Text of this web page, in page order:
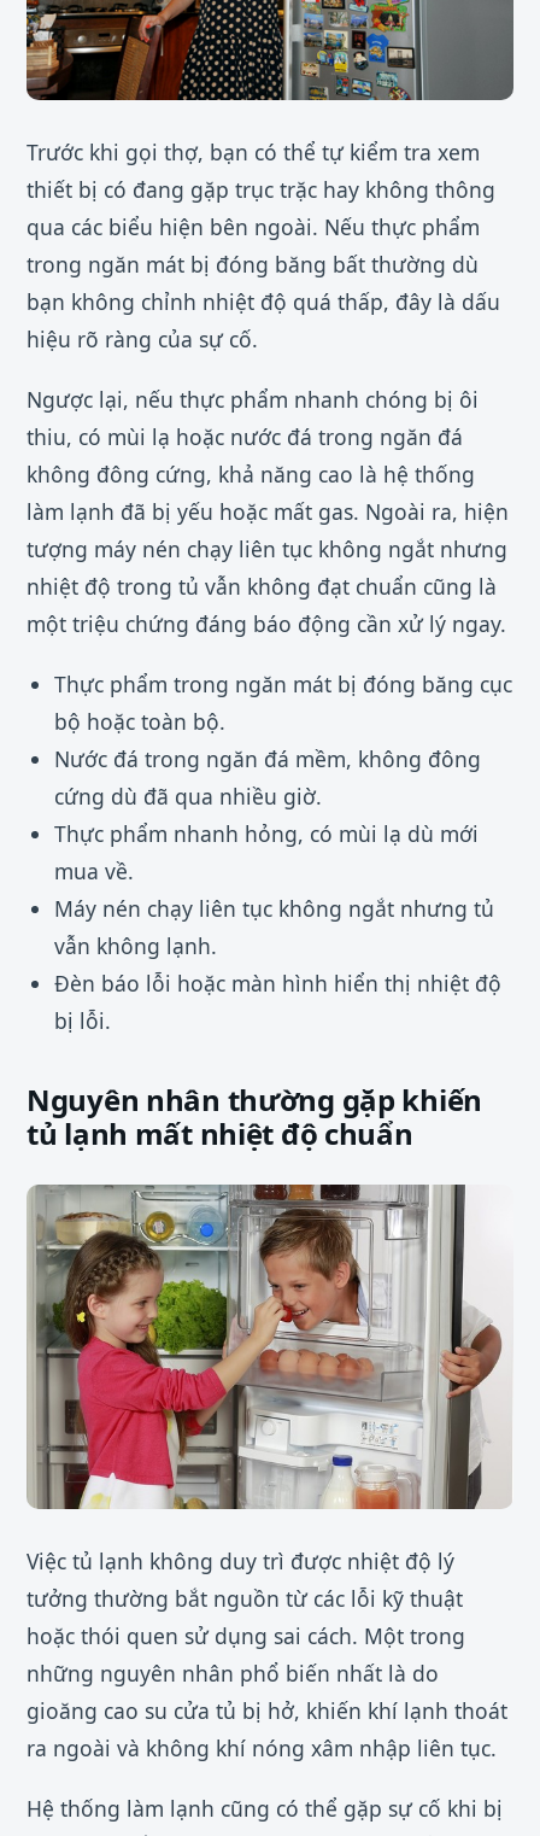
Trước khi gọi thợ, bạn có thể tự kiểm tra xem
thiết bị có đang gặp trục trặc hay không thông
qua các biểu hiện bên ngoài. Nếu thực phẩm
trong ngăn mát bị đóng băng bất thường dù
bạn không chỉnh nhiệt độ quá thấp, đây là dấu
hiệu rõ ràng của sự cố.
Ngược lại, nếu thực phẩm nhanh chóng bị ôi
thiu, có mùi lạ hoặc nước đá trong ngăn đá
không đông cứng, khả năng cao là hệ thống
làm lạnh đã bị yếu hoặc mất gas. Ngoài ra, hiện
tượng máy nén chạy liên tục không ngắt nhưng
nhiệt độ trong tủ vẫn không đạt chuẩn cũng là
một triệu chứng đáng báo động cần xử lý ngay.
Thực phẩm trong ngăn mát bị đóng băng cục
bộ hoặc toàn bộ.
Nước đá trong ngăn đá mềm, không đông
cứng dù đã qua nhiều giờ.
Thực phẩm nhanh hỏng, có mùi lạ dù mới
mua về.
Máy nén chạy liên tục không ngắt nhưng tủ
vẫn không lạnh.
Đèn báo lỗi hoặc màn hình hiển thị nhiệt độ
bị lỗi.
Nguyên nhân thường gặp khiến
tủ lạnh mất nhiệt độ chuẩn
Việc tủ lạnh không duy trì được nhiệt độ lý
tưởng thường bắt nguồn từ các lỗi kỹ thuật
hoặc thói quen sử dụng sai cách. Một trong
những nguyên nhân phổ biến nhất là do
gioăng cao su cửa tủ bị hở, khiến khí lạnh thoát
ra ngoài và không khí nóng xâm nhập liên tục.
Hệ thống làm lạnh cũng có thể gặp sự cố khi bị